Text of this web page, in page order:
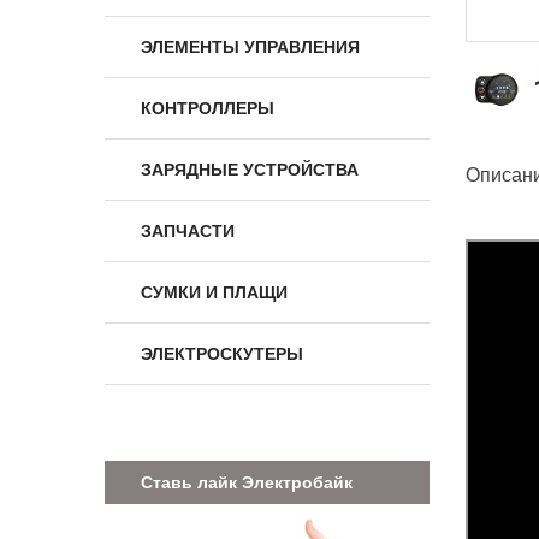
ЭЛЕМЕНТЫ УПРАВЛЕНИЯ
КОНТРОЛЛЕРЫ
ЗАРЯДНЫЕ УСТРОЙСТВА
ЗАПЧАСТИ
СУМКИ И ПЛАЩИ
ЭЛЕКТРОСКУТЕРЫ
Ставь лайк Электробайк